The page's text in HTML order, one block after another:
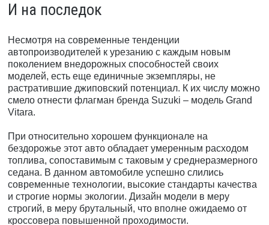
И на последок
Несмотря на современные тенденции
автопроизводителей к урезанию с каждым новым
поколением внедорожных способностей своих
моделей, есть еще единичные экземпляры, не
растратившие джиповский потенциал. К их числу можно
смело отнести флагман бренда Suzuki – модель Grand
Vitara.
При относительно хорошем функционале на
бездорожье этот авто обладает умеренным расходом
топлива, сопоставимым с таковым у среднеразмерного
седана. В данном автомобиле успешно слились
современные технологии, высокие стандарты качества
и строгие нормы экологии. Дизайн модели в меру
строгий, в меру брутальный, что вполне ожидаемо от
кроссовера повышенной проходимости.